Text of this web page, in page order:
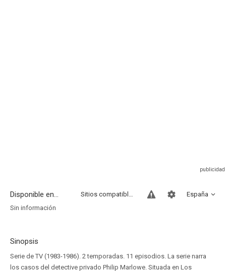
Disponible en... España
Sitios compatibles
Sin información
Sinopsis
Serie de TV (1983-1986). 2 temporadas. 11 episodios. La serie narra
los casos del detective privado Philip Marlowe. Situada en Los